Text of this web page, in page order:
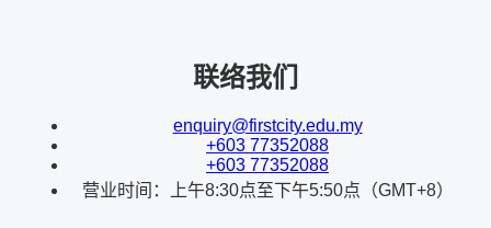
联络我们
enquiry@firstcity.edu.my
+603 77352088
+603 77352088
营业时间：上午8:30点至下午5:50点（GMT+8）